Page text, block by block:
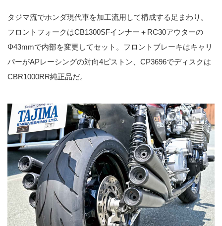
タジマ流でホンダ現代車を加工流用して構成する足まわり。
フロントフォークはCB1300SFインナー＋RC30アウターの
Φ43mmで内部を変更してセット。フロントブレーキはキャリ
パーがAPレーシングの対向4ピストン、CP3696でディスクは
CBR1000RR純正品だ。